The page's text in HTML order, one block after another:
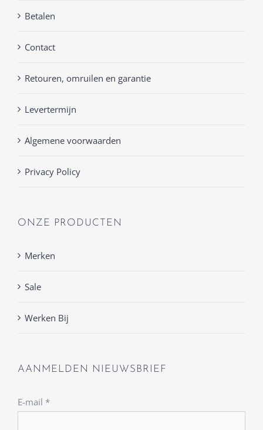
Betalen
Contact
Retouren, omruilen en garantie
Levertermijn
Algemene voorwaarden
Privacy Policy
ONZE PRODUCTEN
Merken
Sale
Werken Bij
AANMELDEN NIEUWSBRIEF
E-mail *